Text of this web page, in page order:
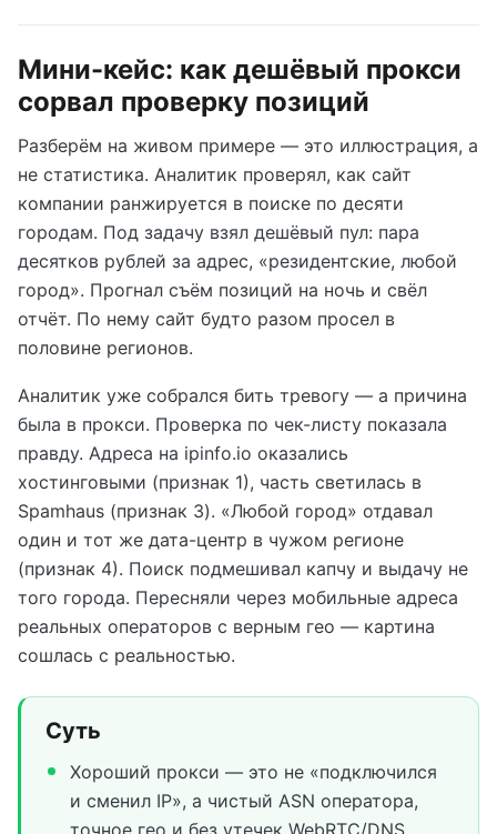
Мини-кейс: как дешёвый прокси
сорвал проверку позиций
Разберём на живом примере — это иллюстрация, а
не статистика. Аналитик проверял, как сайт
компании ранжируется в поиске по десяти
городам. Под задачу взял дешёвый пул: пара
десятков рублей за адрес, «резидентские, любой
город». Прогнал съём позиций на ночь и свёл
отчёт. По нему сайт будто разом просел в
половине регионов.
Аналитик уже собрался бить тревогу — а причина
была в прокси. Проверка по чек-листу показала
правду. Адреса на ipinfo.io оказались
хостинговыми (признак 1), часть светилась в
Spamhaus (признак 3). «Любой город» отдавал
один и тот же дата-центр в чужом регионе
(признак 4). Поиск подмешивал капчу и выдачу не
того города. Пересняли через мобильные адреса
реальных операторов с верным гео — картина
сошлась с реальностью.
Суть
Хороший прокси — это не «подключился
и сменил IP», а чистый ASN оператора,